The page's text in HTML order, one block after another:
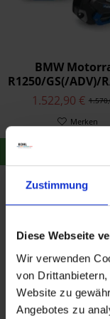
Zustimmung
Diese Webseite
Wir verwenden
von
Website zu
Angebotes zu
BMW
R1250/GS(/ADV)/
HP1.522,90 €
Merken